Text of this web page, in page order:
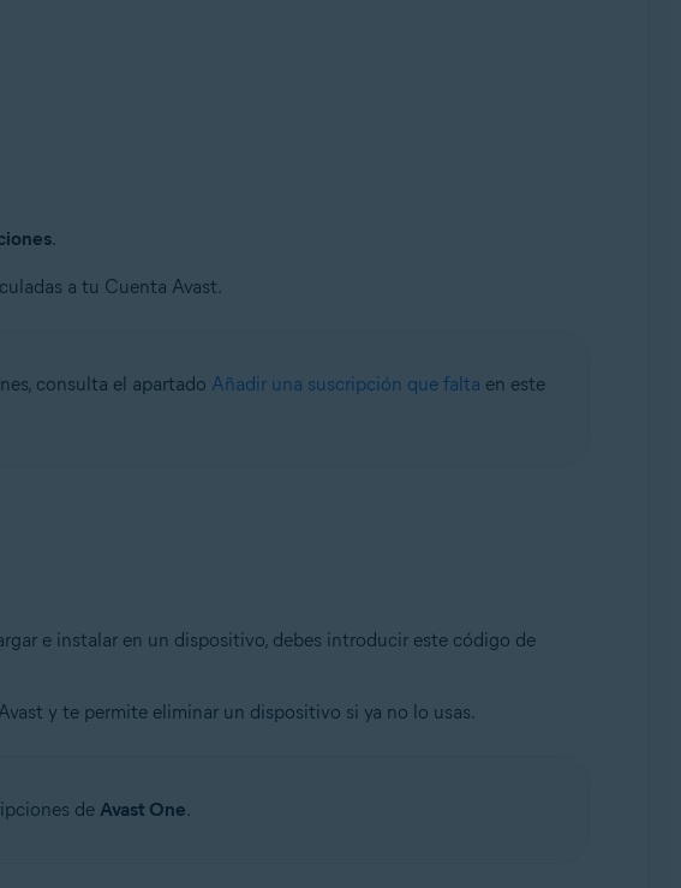
.
a tu Cuenta Avast.
consulta el apartado Añadir una suscripción que falta en este
e instalar en un dispositivo, debes introducir este código de
y te permite eliminar un dispositivo si ya no lo usas.
de Avast One.